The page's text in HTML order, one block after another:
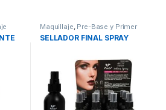
Maquillaje, Pre-Base y Primer
SELLADOR FINAL SPRAY